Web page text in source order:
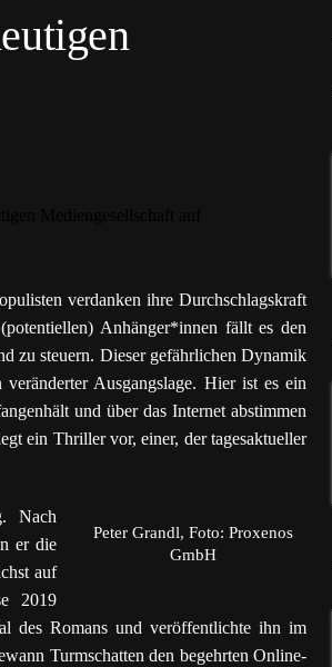
verdanken ihre Durchschlagskraft
Anhänger*innen fällt es den
zu steuern. Dieser gefährlichen Dynamik
Ausgangslage. Hier ist es ein
und über das Internet abstimmen
ein Thriller vor, einer, der tagesaktueller
Peter Grandl, Foto: Proxenos
GmbH
Nach
er die
auf
2019
des Romans und veröffentlichte ihn im
Turmschatten den begehrten Online-